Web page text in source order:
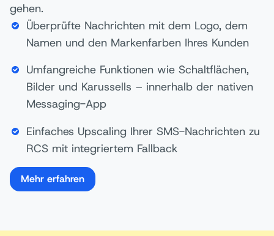
gehen.
Überprüfte Nachrichten mit dem Logo, dem
Namen und den Markenfarben Ihres Kunden
Umfangreiche Funktionen wie Schaltflächen,
Bilder und Karussells – innerhalb der nativen
Messaging-App
Einfaches Upscaling Ihrer SMS-Nachrichten zu
RCS mit integriertem Fallback
Mehr erfahren